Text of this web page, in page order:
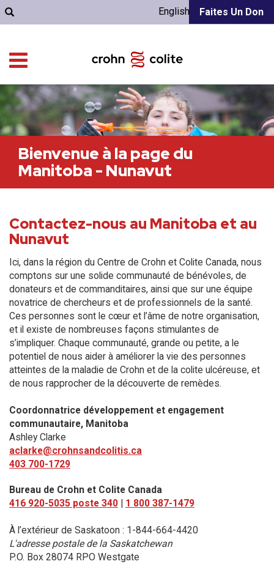
Faites Un Don
English
Bienvenue à la page du
Manitoba - Nunavut
Contactez-nous au Manitoba et au
Nunavut
Ici, dans la région du Centre de Crohn et Colite Canada, nous
comptons sur une solide communauté de bénévoles, de
donateurs et de commanditaires, ainsi que sur une équipe
novatrice de chercheurs et de professionnels de la santé.
Ces personnes sont le cœur et l’âme de notre organisation,
et il existe de nombreuses façons stimulantes de
s’impliquer. Chaque communauté, grande ou petite, a le
potentiel de nous aider à améliorer la vie des personnes
atteintes de la maladie de Crohn et de la colite ulcéreuse, et
de nous rapprocher de la découverte de remèdes.
Coordonnatrice développement et engagement
communautaire, Manitoba
Ashley Clarke
aclarke@crohnsandcolitis.ca
403 700-1729
Bureau de Crohn et Colite Canada
416 920-5035 poste 340 | 1 800 387-1479
À l’extérieur de Saskatoon : 1-844-664-4420
L'adresse postale de la Saskatchewan
P.O. Box 28074 RPO Westgate